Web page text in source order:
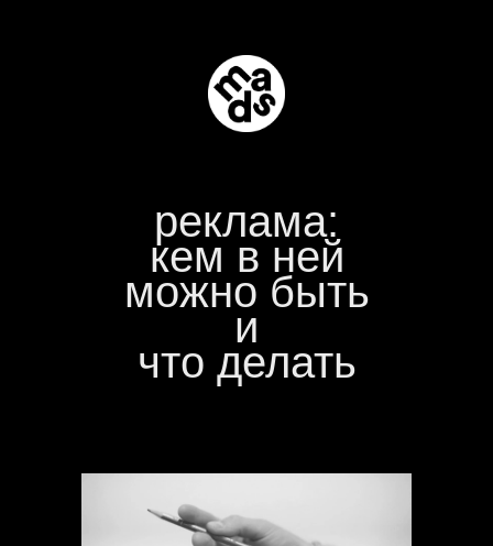
реклама:
кем в ней
можно быть
и
что делать